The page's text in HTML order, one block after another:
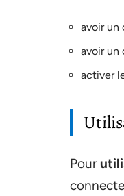
avoir un
avoir un
activer
Pour